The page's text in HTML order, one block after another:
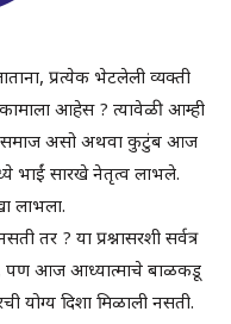
प्रत्येक भेटलेली व्यक्ती
आहेस ? त्यावेळी आम्ही
समाज असो अथवा कुटुंब आज
भाईं सारखे नेतृत्व लाभले.
लाभला.
तर ? या प्रश्नासरशी सर्वत्र
पण आज आध्यात्माचे बाळकडू
योग्य दिशा मिळाली नसती.